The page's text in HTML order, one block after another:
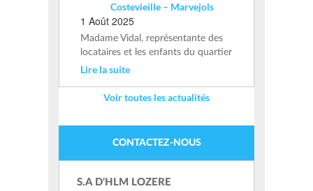
Costevieille – Marvejols
1 Août 2025
Madame Vidal, représentante des
locataires et les enfants du quartier
Lire la suite
Voir toutes les actualités
CONTACTEZ-NOUS
S.A D'HLM LOZERE